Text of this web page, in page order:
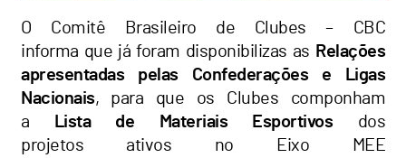
O Comitê Brasileiro de Clubes – CBC
informa que já foram disponibilizas as Relações
apresentadas pelas Confederações e Ligas
Nacionais, para que os Clubes componham
a
Lista de Materiais Esportivos dos
projetos ativos no Eixo MEE